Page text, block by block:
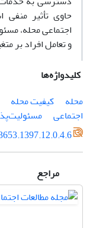
حاوی تأثیر
اجتماعی محله،
و تعامل افراد بر
کلیدواژه‌ها
محله
کیفیت محله
اجتماعی
مراجع